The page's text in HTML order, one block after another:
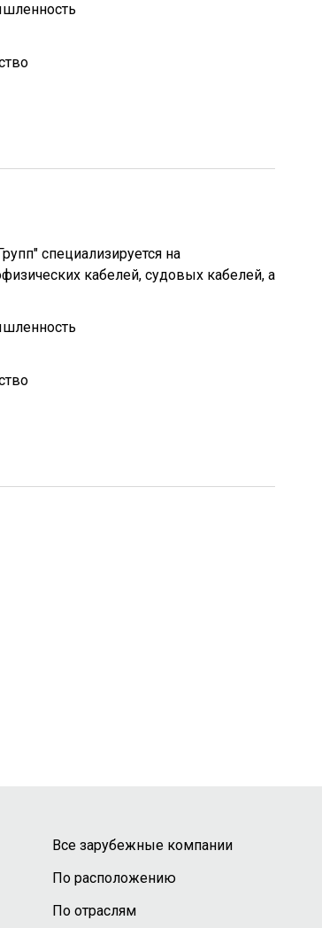
специализируется на
кабелей, судовых кабелей, а
Все зарубежные компании
По расположению
По отраслям